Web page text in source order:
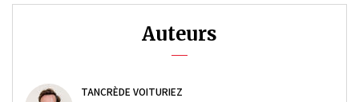
Auteurs
TANCRÈDE VOITURIEZ